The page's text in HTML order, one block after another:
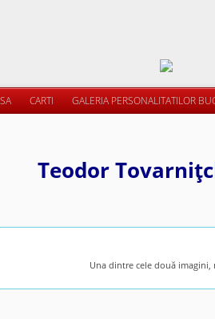
CARTI GALERIA PERSONALITATILOR
Teodor
Una dintre cele două imagini,